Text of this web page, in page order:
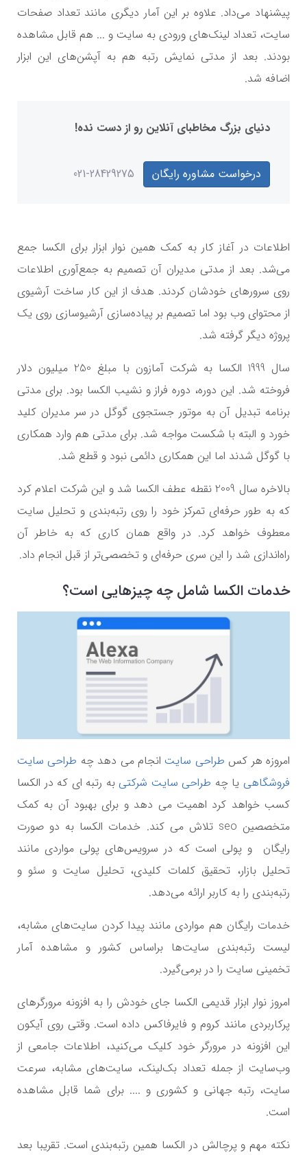
پیشنهاد می‌داد. علاوه بر این آمار دیگری مانند تعداد صفحات
سایت، تعداد لینک‌های ورودی به سایت و ... هم قابل مشاهده
بودند. بعد از مدتی نمایش رتبه هم به آپشن‌های این ابزار
اضافه شد.
دنیای بزرگ مخاطبای آنلاین رو از دست نده!
درخواست مشاوره رایگان 021-28429275
اطلاعات در آغاز کار به کمک همین نوار ابزار برای الکسا جمع
می‌شد. بعد از مدتی مدیران آن تصمیم به جمع‌آوری اطلاعات
روی سرورهای خودشان کردند. هدف از این کار ساخت آرشیوی
از محتوای وب بود اما تصمیم بر پیاده‌سازی آرشیوسازی روی یک
پروژه دیگر گرفته شد.
سال 1999 الکسا به شرکت آمازون با مبلغ 250 میلیون دلار
فروخته شد. این دوره، دوره فراز و نشیب الکسا بود. برای مدتی
برنامه تبدیل آن به موتور جستجوی گوگل در سر مدیران کلید
خورد و البته با شکست مواجه شد. برای مدتی هم وارد همکاری
با گوگل شدند اما این همکاری دائمی نبود و قطع شد.
بالاخره سال 2009 نقطه عطف الکسا شد و این شرکت اعلام کرد
که به طور حرفه‌ای تمرکز خود را روی رتبه‌بندی و تحلیل سایت
معطوف خواهد کرد. در واقع همان کاری که به خاطر آن
راه‌اندازی شد را این سری حرفه‌ای و تخصصی‌تر از قبل انجام داد.
خدمات الکسا شامل چه چیزهایی است؟
امروزه هر کس طراحی سایت انجام می دهد چه طراحی سایت
فروشگاهی یا چه طراحی سایت شرکتی به رتبه ای که در الکسا
کسب خواهد کرد اهمیت می دهد و برای بهبود آن به کمک
متخصصین seo تلاش می کند. خدمات الکسا به دو صورت
رایگان و پولی است که در سرویس‌های پولی مواردی مانند
تحلیل بازار، تحقیق کلمات کلیدی، تحلیل سایت و سئو و
رتبه‌بندی را به کاربر ارائه می‌دهد.
خدمات رایگان هم مواردی مانند پیدا کردن سایت‌های مشابه،
لیست رتبه‌بندی سایت‌ها براساس کشور و مشاهده آمار
تخمینی سایت را در برمی‌گیرد.
امروز نوار ابزار قدیمی الکسا جای خودش را به افزونه‌ مرورگرهای
پرکاربردی مانند کروم و فایرفاکس داده است. وقتی روی آیکون
این افزونه در مرورگر خود کلیک می‌کنید، اطلاعات جامعی از
وب‌سایت از جمله تعداد بک‌لینک، سایت‌های مشابه، سرعت
سایت، رتبه جهانی و کشوری و .... برای شما قابل مشاهده
است.
نکته مهم و پرچالش در الکسا همین رتبه‌بندی است. تقریبا بعد